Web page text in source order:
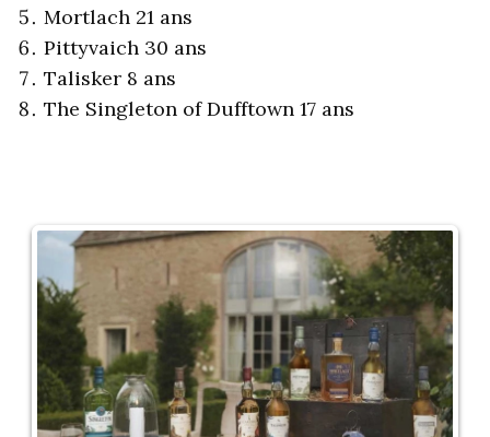
Mortlach 21 ans
Pittyvaich 30 ans
Talisker 8 ans
The Singleton of Dufftown 17 ans